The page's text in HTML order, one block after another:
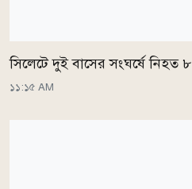
সিলেটে দুই বাসের সংঘর্ষে নিহত ৮
১১:১৫ AM